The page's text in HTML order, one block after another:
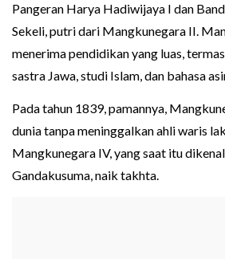
Pangeran Harya Hadiwijaya I dan
Sekeli, putri dari Mangkunegara II.
menerima pendidikan yang luas,
sastra Jawa, studi Islam, dan bahasa
Pada tahun 1839, pamannya,
dunia tanpa meninggalkan ahli waris
Mangkunegara IV, yang saat itu
Gandakusuma, naik takhta.